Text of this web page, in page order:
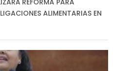
REFORMA PARA
ALIMENTARIAS EN